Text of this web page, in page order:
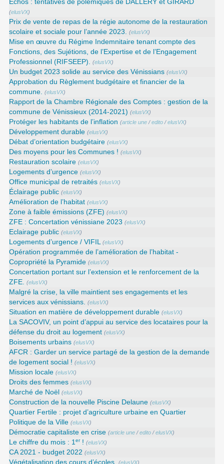
Echos : tentatives de polémiques de DALLERY et GIRARD
(elusVX)
Prix de vente de repas de la régie autonome de la restauration
scolaire et sociale pour l’année 2023. (elusVX)
Mise en œuvre du Régime Indemnitaire tenant compte des
Fonctions, des Sujétions, de l’Expertise et de l’Engagement
Professionnel (RIFSEEP). (elusVX)
Un budget 2023 solide au service des Vénissians (elusVX)
Approbation du Règlement budgétaire et financier de la
commune. (elusVX)
Rapport de la Chambre Régionale des Comptes : gestion de la
commune de Vénissieux (2014-2021) (elusVX)
Protéger les habitants de l’inflation (article une /edito /elusVX)
Développement durable (elusVX)
Débat d’orientation budgétaire (elusVX)
Des moyens pour les Communes ! (elusVX)
Restauration scolaire (elusVX)
Logements d’urgence (elusVX)
Office municipal de retraités (elusVX)
Éclairage public (elusVX)
Amélioration de l’habitat (elusVX)
Zone à faible émissions (ZFE) (elusVX)
ZFE : Concertation vénissiane 2023 (elusVX)
Eclairage public (elusVX)
Logements d’urgence / VIFIL (elusVX)
Opération programmée de l’amélioration de l’habitat -
Copropriété la Pyramide (elusVX)
Concertation portant sur l’extension et le renforcement de la
ZFE. (elusVX)
Malgré la crise, la ville maintient ses engagements et les
services aux vénissians. (elusVX)
Situation en matière de développement durable (elusVX)
La SACOVIV, un point d’appui au service des locataires pour la
défense du droit au logement (elusVX)
Boisements urbains (elusVX)
AFCR : Garder un service partagé de la gestion de la demande
de logement social ! (elusVX)
Mission locale (elusVX)
Droits des femmes (elusVX)
Marché de Noël (elusVX)
Construction de la nouvelle Piscine Delaune (elusVX)
Quartier Fertile : projet d’agriculture urbaine en Quartier
Politique de la Ville (elusVX)
Démocratie capitaliste en crise (article une /edito /elusVX)
Le chiffre du mois : 1er! (elusVX)
CA 2021 - budget 2022 (elusVX)
Végétalisation des cours d’écoles. (elusVX)